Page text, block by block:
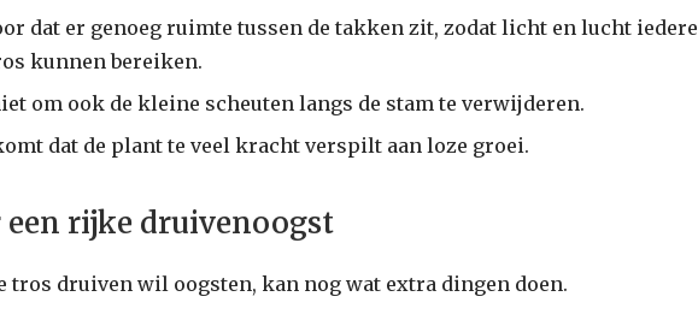
dat er genoeg ruimte tussen de takken zit, zodat licht en lucht iedere
kunnen bereiken.
om ook de kleine scheuten langs de stam te verwijderen.
dat de plant te veel kracht verspilt aan loze groei.
rijke druivenoogst
tros druiven wil oogsten, kan nog wat extra dingen doen.